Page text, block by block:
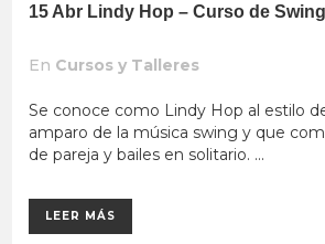
15 Abr Lindy Hop – Curso de Swing
En Cursos y Talleres
Se conoce como Lindy Hop al estilo
amparo de la música swing y que
de pareja y bailes en solitario. ...
LEER MÁS